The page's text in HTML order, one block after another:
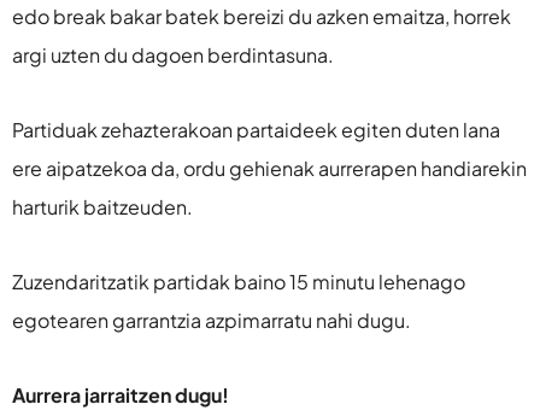
edo break bakar batek bereizi du azken emaitza, horrek
argi uzten du dagoen berdintasuna.
Partiduak zehazterakoan partaideek egiten duten lana
ere aipatzekoa da, ordu gehienak aurrerapen handiarekin
harturik baitzeuden.
Zuzendaritzatik partidak baino 15 minutu lehenago
egotearen garrantzia azpimarratu nahi dugu.
Aurrera jarraitzen dugu!